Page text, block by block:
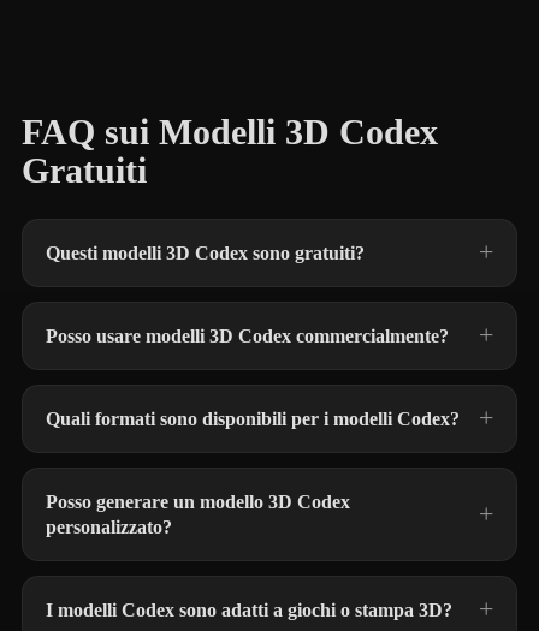
FAQ sui Modelli 3D Codex
Gratuiti
Questi modelli 3D Codex sono gratuiti?
Posso usare modelli 3D Codex commercialmente?
Quali formati sono disponibili per i modelli Codex?
Posso generare un modello 3D Codex
personalizzato?
I modelli Codex sono adatti a giochi o stampa 3D?